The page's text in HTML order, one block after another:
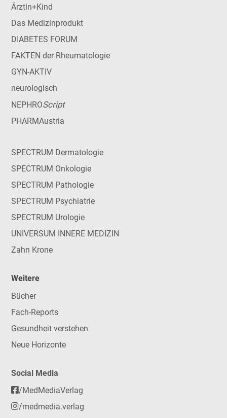
Ärztin+Kind
Das Medizinprodukt
DIABETES FORUM
FAKTEN der Rheumatologie
GYN-AKTIV
neurologisch
NEPHROScript
PHARMAustria
SPECTRUM Dermatologie
SPECTRUM Onkologie
SPECTRUM Pathologie
SPECTRUM Psychiatrie
SPECTRUM Urologie
UNIVERSUM INNERE MEDIZIN
Zahn Krone
Weitere
Bücher
Fach-Reports
Gesundheit verstehen
Neue Horizonte
Social Media
/MedMediaVerlag
/medmedia.verlag